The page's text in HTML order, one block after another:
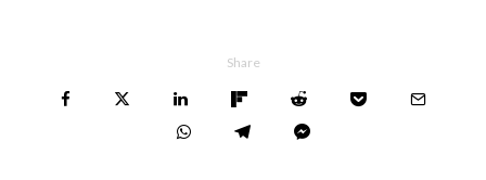
Share